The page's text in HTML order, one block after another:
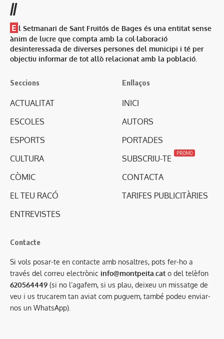
//
E l Setmanari de Sant Fruitós de Bages és una entitat sense
ànim de lucre que compta amb la col·laboració
desinteressada de diverses persones del municipi i té per
objectiu informar de tot allò relacionat amb la població.
Seccions
ACTUALITAT
ESCOLES
ESPORTS
CULTURA
CÒMIC
EL TEU RACÓ
ENTREVISTES
Enllaços
INICI
AUTORS
PORTADES
SUBSCRIU-TE
PROMO
CONTACTA
TARIFES PUBLICITÀRIES
Contacte
Si vols posar-te en contacte amb nosaltres, pots fer-ho a
través del correu electrònic info@montpeita.cato del telèfon
620564449 (si no l’agafem, si us plau, deixeu un missatge de
veu i us trucarem tan aviat com puguem, també podeu enviar-
nos un WhatsApp).